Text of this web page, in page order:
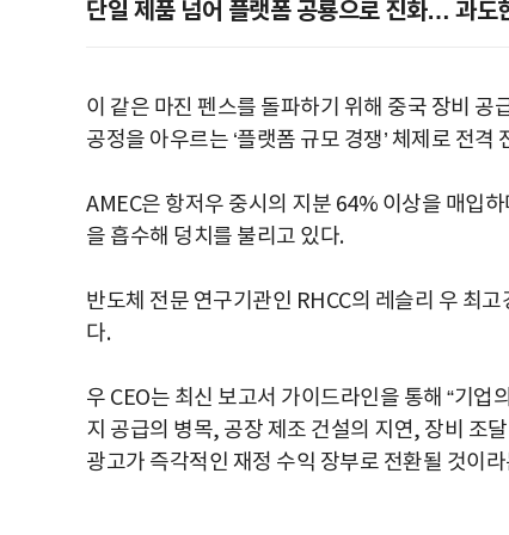
단일 제품 넘어 플랫폼 공룡으로 진화… 과도
이 같은 마진 펜스를 돌파하기 위해 중국 장비
공정을 아우르는 ‘플랫폼 규모 경쟁’ 체제로 전격
AMEC은 항저우 중시의 지분 64% 이상을 매입
을 흡수해 덩치를 불리고 있다.
반도체 전문 연구기관인 RHCC의 레슬리 우 최
다.
우 CEO는 최신 보고서 가이드라인을 통해 “기업
지 공급의 병목, 공장 제조 건설의 지연, 장비 조
광고가 즉각적인 재정 수익 장부로 전환될 것이